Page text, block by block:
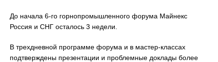
До начала 6-го горнопромышленного форума Майнекс
Россия и СНГ осталось 3 недели.
В трехдневной программе форума и в мастер-классах
подтверждены презентации и проблемные доклады более